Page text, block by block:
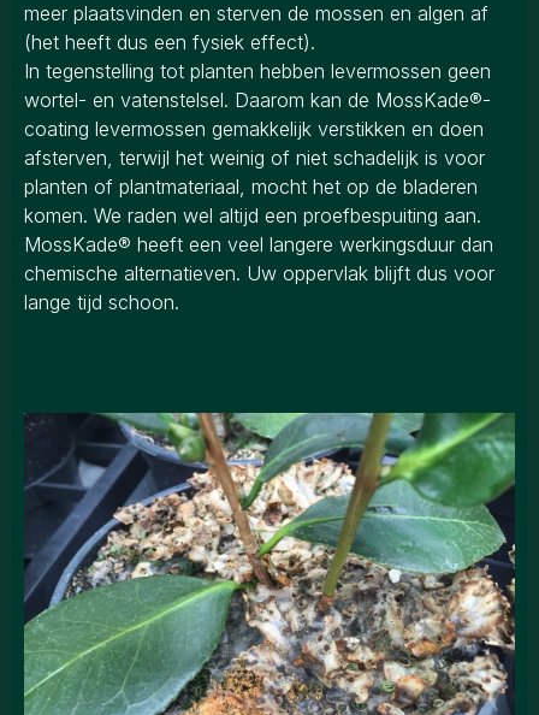
meer plaatsvinden en sterven de mossen en algen af
(het heeft dus een fysiek effect).
In tegenstelling tot planten hebben levermossen geen
wortel- en vatenstelsel. Daarom kan de MossKade®-
coating levermossen gemakkelijk verstikken en doen
afsterven, terwijl het weinig of niet schadelijk is voor
planten of plantmateriaal, mocht het op de bladeren
komen. We raden wel altijd een proefbespuiting aan.
MossKade® heeft een veel langere werkingsduur dan
chemische alternatieven. Uw oppervlak blijft dus voor
lange tijd schoon.